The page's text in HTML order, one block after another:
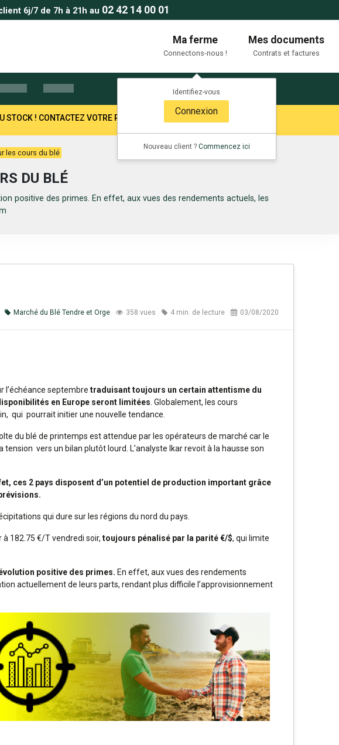
6j/7 de 7h à 21h au 02 42 14 00 01
Ma ferme
Connectons-nous !
Identifiez-vous
Connexion
Nouveau client ? Commencez ici
Mes documents
Contrats et factures
! CONTACTEZ VOTRE RESPONSABLE SECTEUR !
les cours du blé
DU BLÉ
positive des primes. En effet, aux vues des rendements actuels, les
Marché du Blé Tendre et Orge 358 vues 4 min. de lecture 03/08/2020
l’échéance septembre traduisant toujours un certain attentisme du
en Europe seront limitées . Globalement, les cours
qui pourrait initier une nouvelle tendance.
du blé de printemps est attendue par les opérateurs de marché car le
vers un bilan plutôt lourd. L’analyste Ikar revoit à la hausse son
ces 2 pays disposent d’un potentiel de production important grâce
qui dure sur les régions du nord du pays.
182.75 €/T vendredi soir, toujours pénalisé par la parité €/$, qui limite
positive des primes. En effet, aux vues des rendements
actuellement de leurs parts, rendant plus difficile l’approvisionnement